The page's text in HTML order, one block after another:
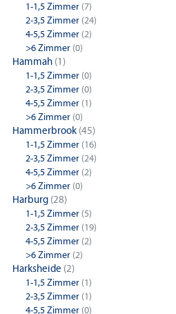
1-1,5 Zimmer (7)
2-3,5 Zimmer (24)
4-5,5 Zimmer (2)
>6 Zimmer (0)
Hammah (1)
1-1,5 Zimmer (0)
2-3,5 Zimmer (0)
4-5,5 Zimmer (1)
>6 Zimmer (0)
Hammerbrook (45)
1-1,5 Zimmer (16)
2-3,5 Zimmer (24)
4-5,5 Zimmer (2)
>6 Zimmer (0)
Harburg (28)
1-1,5 Zimmer (5)
2-3,5 Zimmer (19)
4-5,5 Zimmer (2)
>6 Zimmer (2)
Harksheide (2)
1-1,5 Zimmer (1)
2-3,5 Zimmer (1)
4-5,5 Zimmer (0)